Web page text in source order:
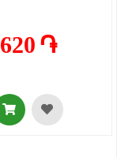
620 ֏